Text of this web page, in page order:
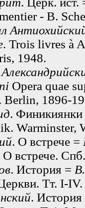
- B.
. Trois livres à
1948.
Opera quae
Berlin, 1896-
.
Warminster,
. О встрече =
О встрече.
. История =
Тт. I-
.